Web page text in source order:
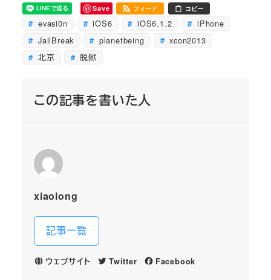
Save フィード コピー
evasi0n iOS6 iOS6.1.2
iPhone
JailBreak
planetbeing
xcon2013
北京
脱獄
この記事を書いた人
xiaolong
記事一覧
ウェブサイト Twitter Facebook